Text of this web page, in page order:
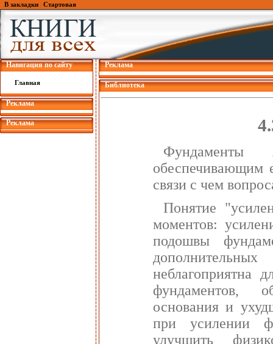
В закладки Стартовая
Навигация по сайту
Главная
Реклама
Реклама
Реклама
Библиотека
Фундаменты
обеспечивающим
связи с чем
Понятие
моментов:
подошвы
неблагоприятна
фундаментов,
основания и
при усилении
улучшить